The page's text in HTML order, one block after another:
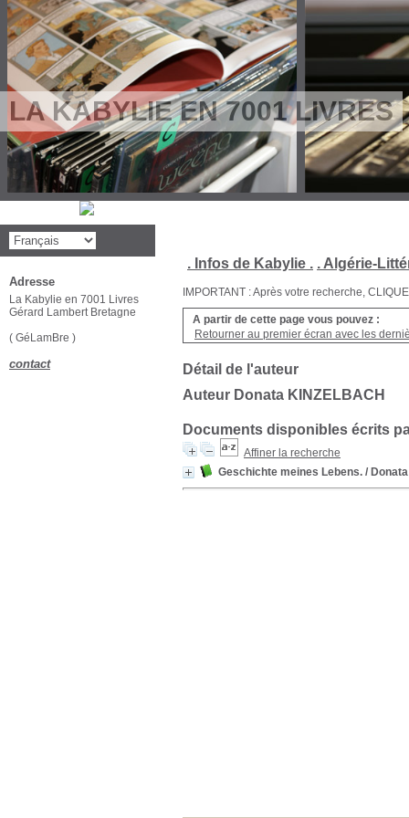
LA KABYLIE EN 7001 LIVRES
. Infos de Kabylie . . Algérie-
IMPORTANT : Après votre recherche,
A partir de cette page vous pouvez :
Retourner au premier écran avec les
Détail de l'auteur
Auteur Donata KINZELBACH
Documents disponibles écrits
Affiner la recherche
Geschichte meines Lebens. /
Adresse
La Kabylie en 7001 Livres
Gérard Lambert Bretagne
( GéLamBre )
contact